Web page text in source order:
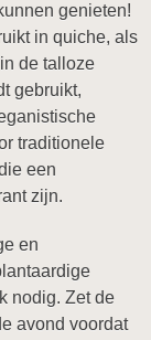
genieten!
in quiche, als
de talloze
gebruikt,
traditionele
een
zijn.
en
nodig. Zet de
avond voordat